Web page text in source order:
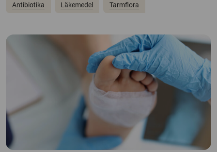
Antibiotika Läkemedel Tarmflora